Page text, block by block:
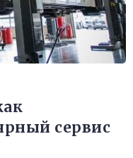
сервис